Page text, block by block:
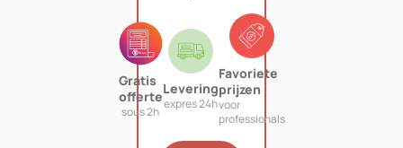
Gratis
offerte
sous 2h
Levering
expres 24h
Favoriete
prijzen
voor
professionals